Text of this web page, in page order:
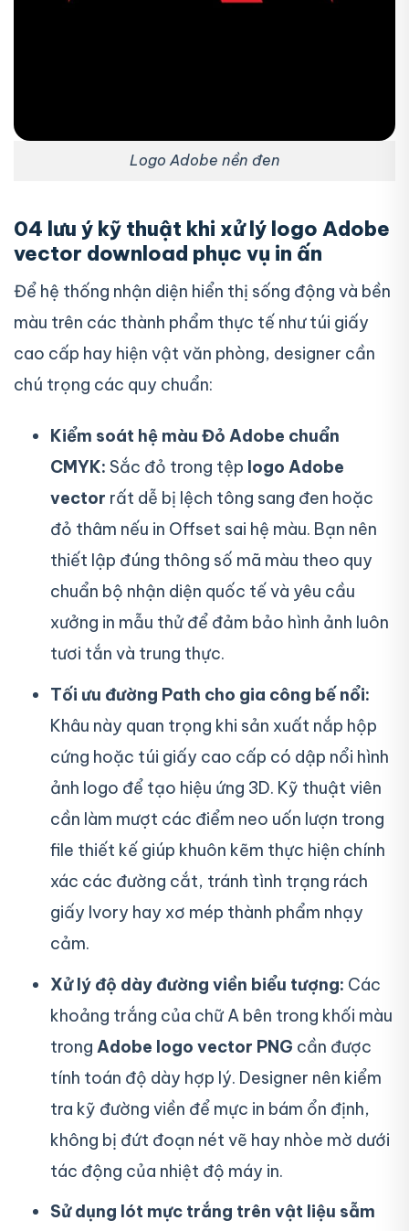
Logo Adobe nền đen
04 lưu ý kỹ thuật khi xử lý logo Adobe
vector download phục vụ in ấn
Để hệ thống nhận diện hiển thị sống động và bền
màu trên các thành phẩm thực tế như túi giấy
cao cấp hay hiện vật văn phòng, designer cần
chú trọng các quy chuẩn:
Kiểm soát hệ màu Đỏ Adobe chuẩn
CMYK: Sắc đỏ trong tệp logo Adobe
vector rất dễ bị lệch tông sang đen hoặc
đỏ thâm nếu in Offset sai hệ màu. Bạn nên
thiết lập đúng thông số mã màu theo quy
chuẩn bộ nhận diện quốc tế và yêu cầu
xưởng in mẫu thử để đảm bảo hình ảnh luôn
tươi tắn và trung thực.
Tối ưu đường Path cho gia công bế nổi:
Khâu này quan trọng khi sản xuất nắp hộp
cứng hoặc túi giấy cao cấp có dập nổi hình
ảnh logo để tạo hiệu ứng 3D. Kỹ thuật viên
cần làm mượt các điểm neo uốn lượn trong
file thiết kế giúp khuôn kẽm thực hiện chính
xác các đường cắt, tránh tình trạng rách
giấy Ivory hay xơ mép thành phẩm nhạy
cảm.
Xử lý độ dày đường viền biểu tượng: Các
khoảng trắng của chữ A bên trong khối màu
trong Adobe logo vector PNG cần được
tính toán độ dày hợp lý. Designer nên kiểm
tra kỹ đường viền để mực in bám ổn định,
không bị đứt đoạn nét vẽ hay nhòe mờ dưới
tác động của nhiệt độ máy in.
Sử dụng lót mực trắng trên vật liệu sẫm